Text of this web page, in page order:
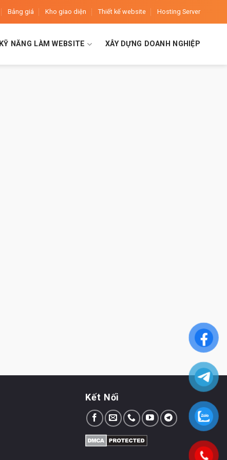
Bảng giá Kho giao diện Thiết kế website Hosting Server
KỸ NĂNG LÀM WEBSITE XÂY DỰNG DOANH NGHIỆP
Kết Nối